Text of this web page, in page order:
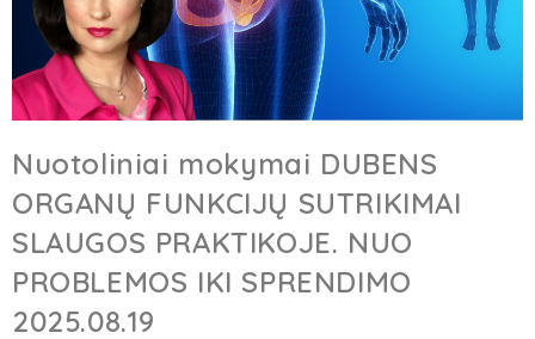
Nuotoliniai mokymai DUBENS
ORGANŲ FUNKCIJŲ SUTRIKIMAI
SLAUGOS PRAKTIKOJE. NUO
PROBLEMOS IKI SPRENDIMO
2025.08.19